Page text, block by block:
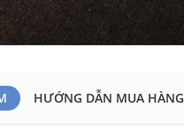
HƯỚNG DẪN MUA HÀNG